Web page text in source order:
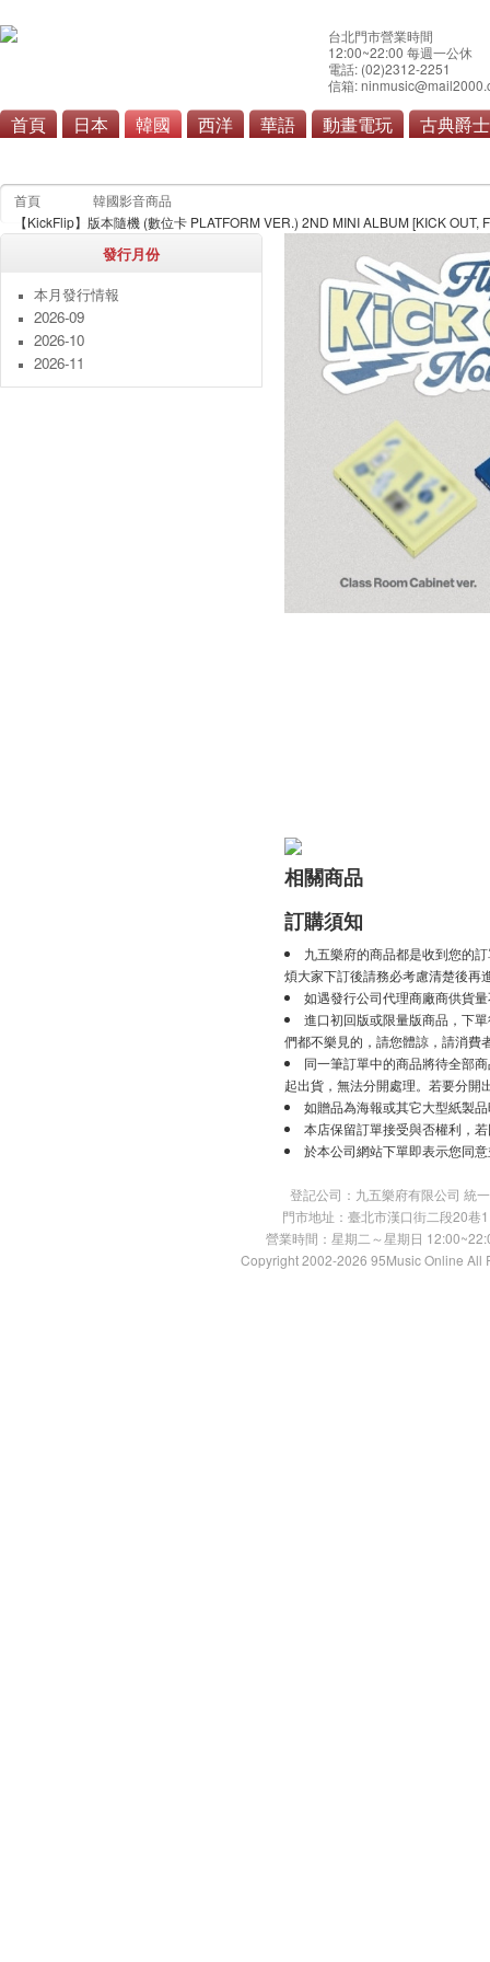
台北門市營業時間
12:00~22:00 每週一公休
電話: (02)2312-2251
信箱:
首頁 日本 韓國 西洋 華語 動畫電玩 古典爵士
首頁
韓國影音商品
【KickFlip】版本隨機 (數位卡 PLATFORM VER.) 2ND MINI ALBUM [KICK
發行月份
本月發行情報
2026-09
2026-10
2026-11
相關商品
訂購須知
九五樂府的商品都是收到您的
煩大家下訂後請務必考慮清楚後再
如遇發行公司代理商廠商供貨
進口初回版或限量版商品，下
們都不樂見的，請您體諒，請消費
同一筆訂單中的商品將待全部
起出貨，無法分開處理。若要分開
如贈品為海報或其它大型紙製
本店保留訂單接受與否權利，
於本公司網站下單即表示您同
登記公司：九五樂府有限公司 統
門市地址：臺北市漢口街二段20
營業時間：星期二～星期日
Copyright 2002-2026 95Music Online All